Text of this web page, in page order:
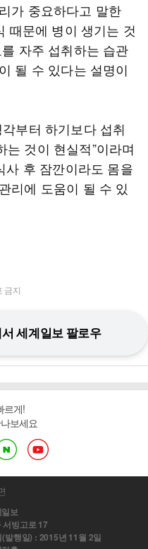
가 중요하다고 말한
때문에 병이 생기는 것
자주 섭취하는 습관
될 수 있다는 설명이
부터 하기보다 섭취
것이 현실적”이라며
사 후 잠깐이라도 몸을
리에 도움이 될 수 있
금지
세계일보 팔로우
르게!
보세요
보
서빙고로 17
발행일) : 2015년 11월 2일